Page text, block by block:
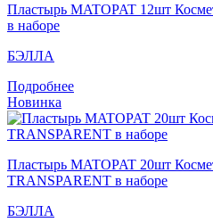
Пластырь MATOPAT 12шт
в наборе
БЭЛЛА
Подробнее
Новинка
Пластырь MATOPAT 20шт
TRANSPARENT в наборе
БЭЛЛА